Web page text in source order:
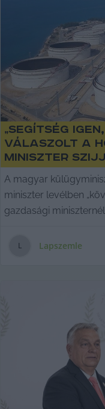
„Segítség
válaszolt a
miniszter
A magyar
miniszter levélben
gazdasági
L Lapszemle